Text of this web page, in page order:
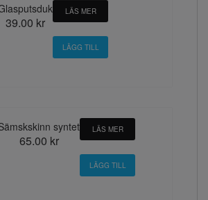
39.00 kr
LÄS MER
syntet
65.00 kr
LÄS MER